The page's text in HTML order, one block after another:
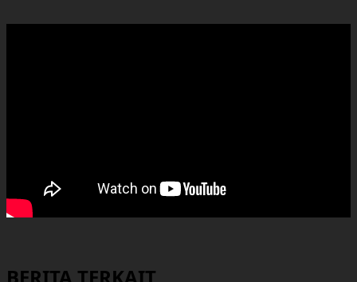
BERITA TERKAIT